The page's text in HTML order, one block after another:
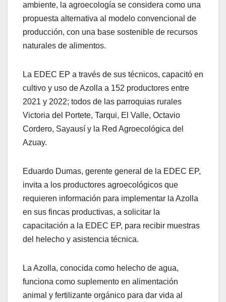
ambiente, la agroecología se considera como una
propuesta alternativa al modelo convencional de
producción, con una base sostenible de recursos
naturales de alimentos.
La EDEC EP a través de sus técnicos, capacitó en
cultivo y uso de Azolla a 152 productores entre
2021 y 2022; todos de las parroquias rurales
Victoria del Portete, Tarqui, El Valle, Octavio
Cordero, Sayausí y la Red Agroecológica del
Azuay.
Eduardo Dumas, gerente general de la EDEC EP,
invita a los productores agroecológicos que
requieren información para implementar la Azolla
en sus fincas productivas, a solicitar la
capacitación a la EDEC EP, para recibir muestras
del helecho y asistencia técnica.
La Azolla, conocida como helecho de agua,
funciona como suplemento en alimentación
animal y fertilizante orgánico para dar vida al